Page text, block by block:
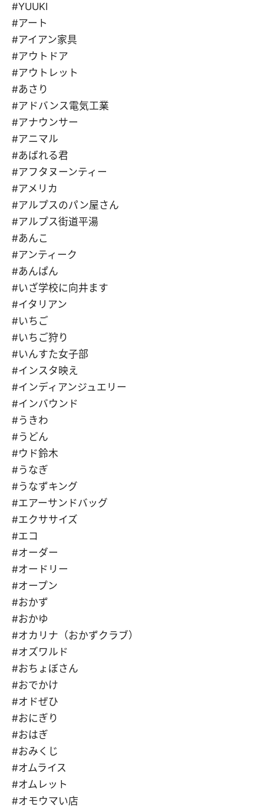
#YUUKI
#アート
#アイアン家具
#アウトドア
#アウトレット
#あさり
#アドバンス電気工業
#アナウンサー
#アニマル
#あばれる君
#アフタヌーンティー
#アメリカ
#アルプスのパン屋さん
#アルプス街道平湯
#あんこ
#アンティーク
#あんぱん
#いざ学校に向井ます
#イタリアン
#いちご
#いちご狩り
#いんすた女子部
#インスタ映え
#インディアンジュエリー
#インバウンド
#うきわ
#うどん
#ウド鈴木
#うなぎ
#うなずキング
#エアーサンドバッグ
#エクササイズ
#エコ
#オーダー
#オードリー
#オープン
#おかず
#おかゆ
#オカリナ（おかずクラブ）
#オズワルド
#おちょぼさん
#おでかけ
#オドぜひ
#おにぎり
#おはぎ
#おみくじ
#オムライス
#オムレット
#オモウマい店